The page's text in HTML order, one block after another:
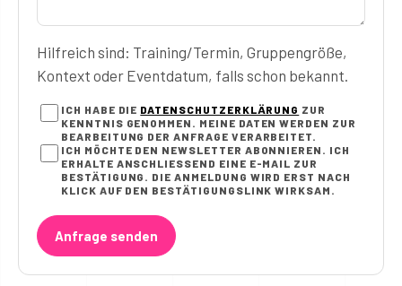
Hilfreich sind: Training/Termin, Gruppengröße,
Kontext oder Eventdatum, falls schon bekannt.
ICH HABE DIE DATENSCHUTZERKLÄRUNG ZUR
KENNTNIS GENOMMEN. MEINE DATEN WERDEN ZUR
BEARBEITUNG DER ANFRAGE VERARBEITET.
ICH MÖCHTE DEN NEWSLETTER ABONNIEREN. ICH
ERHALTE ANSCHLIESSEND EINE E-MAIL ZUR B
ESTÄTIGUNG. DIE ANMELDUNG WIRD ERST NACH K
LICK AUF DEN BESTÄTIGUNGSLINK WIRKSAM.
Anfrage senden